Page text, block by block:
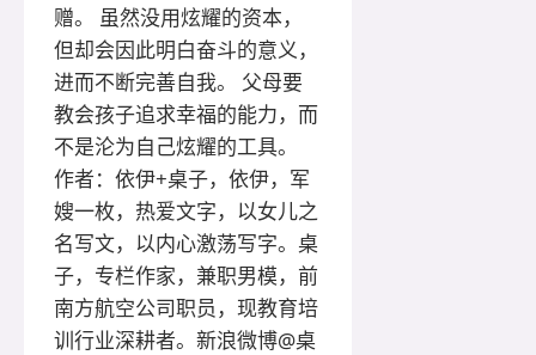
赠。 虽然没用炫耀的资本，
但却会因此明白奋斗的意义，
进而不断完善自我。 父母要
教会孩子追求幸福的能力，而
不是沦为自己炫耀的工具。
作者：依伊+桌子，依伊，军
嫂一枚，热爱文字，以女儿之
名写文，以内心激荡写字。桌
子，专栏作家，兼职男模，前
南方航空公司职员，现教育培
训行业深耕者。新浪微博@桌